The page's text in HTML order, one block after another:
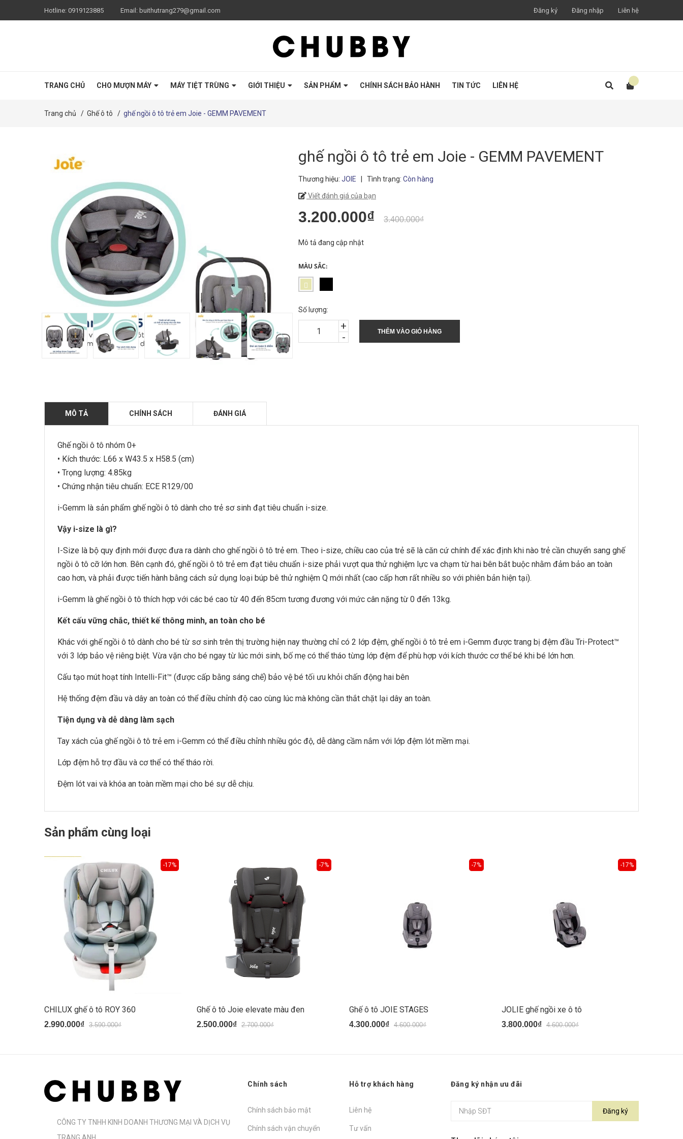
Hotline: 0919123885 Email: buithutrang279@gmail.com Đăng ký Đăng nhập Liên hệ
TRANG CHỦ CHO MƯỢN MÁY MÁY TIỆT TRÙNG GIỚI THIỆU SẢN PHẨM CHÍNH SÁCH BẢO HÀNH TIN TỨC LIÊN HỆ
Trang chủ / Ghế ô tô / ghế ngồi ô tô trẻ em Joie - GEMM PAVEMENT
ghế ngồi ô tô trẻ em Joie - GEMM PAVEMENT
Thương hiệu: JOIE Tình trạng: Còn hàng
Viết đánh giá của bạn
3.200.000₫ 3.400.000₫
Mô tả đang cập nhật
MÀU SẮC:
Số lượng:
-
+ THÊM VÀO GIỎ HÀNG
MÔ TẢ CHÍNH SÁCH ĐÁNH GIÁ
Ghế ngồi ô tô nhóm 0+
• Kích thước: L66 x W43.5 x H58.5 (cm)
• Trọng lượng: 4.85kg
• Chứng nhận tiêu chuẩn: ECE R129/00
i-Gemm là sản phẩm ghế ngồi ô tô dành cho trẻ sơ sinh đạt tiêu chuẩn i-size.
Vậy i-size là gì?
I-Size là bộ quy định mới được đưa ra dành cho ghế ngồi ô tô trẻ em. Theo i-size, chiều cao của trẻ sẽ là căn cứ chính để xác định khi nào trẻ cần chuyển sang ghế
ngồi ô tô cỡ lớn hơn. Bên cạnh đó, ghế ngồi ô tô trẻ em đạt tiêu chuẩn i-size phải vượt qua thử nghiệm lực va chạm từ hai bên bắt buộc nhằm đảm bảo an toàn
cao hơn, và phải được tiến hành bằng cách sử dụng loại búp bê thử nghiệm Q mới nhất (cao cấp hơn rất nhiều so với phiên bản hiện tại).
i-Gemm là ghế ngồi ô tô thích hợp với các bé cao từ 40 đến 85cm tương đương với mức cân nặng từ 0 đến 13kg.
Kết cấu vững chắc, thiết kế thông minh, an toàn cho bé
Khác với ghế ngồi ô tô dành cho bé từ sơ sinh trên thị trường hiện nay thường chỉ có 2 lớp đệm, ghế ngồi ô tô trẻ em i-Gemm được trang bị đệm đầu Tri-Protect™
với 3 lớp bảo vệ riêng biệt. Vừa vặn cho bé ngay từ lúc mới sinh, bố mẹ có thể tháo từng lớp đệm để phù hợp với kích thước cơ thể bé khi bé lớn hơn.
Cấu tạo mút hoạt tính Intelli-Fit™ (được cấp bằng sáng chế) bảo vệ bé tối ưu khỏi chấn động hai bên
Hệ thống đệm đầu và dây an toàn có thể điều chỉnh độ cao cùng lúc mà không cần thắt chặt lại dây an toàn.
Tiện dụng và dễ dàng làm sạch
Tay xách của ghế ngồi ô tô trẻ em i-Gemm có thể điều chỉnh nhiều góc độ, dễ dàng cầm nắm với lớp đệm lót mềm mại.
Lớp đệm hỗ trợ đầu và cơ thể có thể tháo rời.
Đệm lót vai và khóa an toàn mềm mại cho bé sự dễ chịu.
Sản phẩm cùng loại
-17%
CHILUX ghế ô tô ROY 360
2.990.000₫ 3.590.000₫
-7%
Ghế ô tô Joie elevate màu đen
2.500.000₫ 2.700.000₫
-7%
Ghế ô tô JOIE STAGES
4.300.000₫ 4.600.000₫
-17%
JOLIE ghế ngồi xe ô tô
3.800.000₫ 4.600.000₫
CÔNG TY TNHH KINH DOANH THƯƠNG MẠI VÀ DỊCH VỤ
Chính sách
Chính sách bảo mật
Chính sách vận chuyển
Hỗ trợ khách hàng
Liên hệ
Tư vấn
Đăng ký nhận ưu đãi
Đăng ký